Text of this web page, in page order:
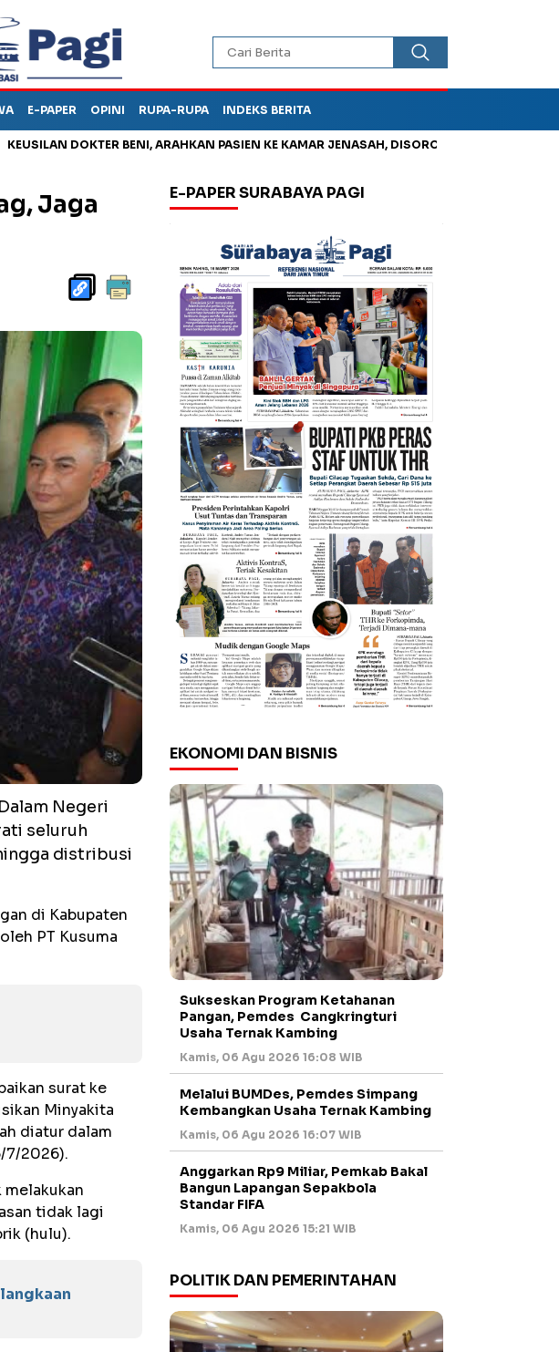
E-PAPER OPINI RUPA-RUPA INDEKS BERITA
DOKTER BENI, ARAHKAN PASIEN KE KAMAR JENASAH, DISOROT Korupsi Tunjangan
Jaga
Negeri
seluruh
distribusi
di Kabupaten
PT Kusuma
surat ke
Minyakita
diatur dalam
7/2026).
tidak lagi
(hulu).
E-PAPER SURABAYA PAGI
EKONOMI DAN BISNIS
Sukseskan Program Ketahanan
Pangan, Pemdes Cangkringturi
Usaha Ternak Kambing
Kamis, 06 Agu 2026 16:08 WIB
Melalui BUMDes, Pemdes Simpang
Kembangkan Usaha Ternak Kambing
Kamis, 06 Agu 2026 16:07 WIB
Anggarkan Rp9 Miliar, Pemkab Bakal
Bangun Lapangan Sepakbola
Standar FIFA
Kamis, 06 Agu 2026 15:21 WIB
POLITIK DAN PEMERINTAHAN